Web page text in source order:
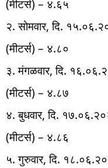
(मीटर्स) – ४.६५
२. सोमवार, दि.
(मीटर्स) – ४.८०
३. मंगळवार, दि.
(मीटर्स) – ४.८७
४. बुधवार, दि.
(मीटर्स) – ४.८६
५. गुरुवार, दि.